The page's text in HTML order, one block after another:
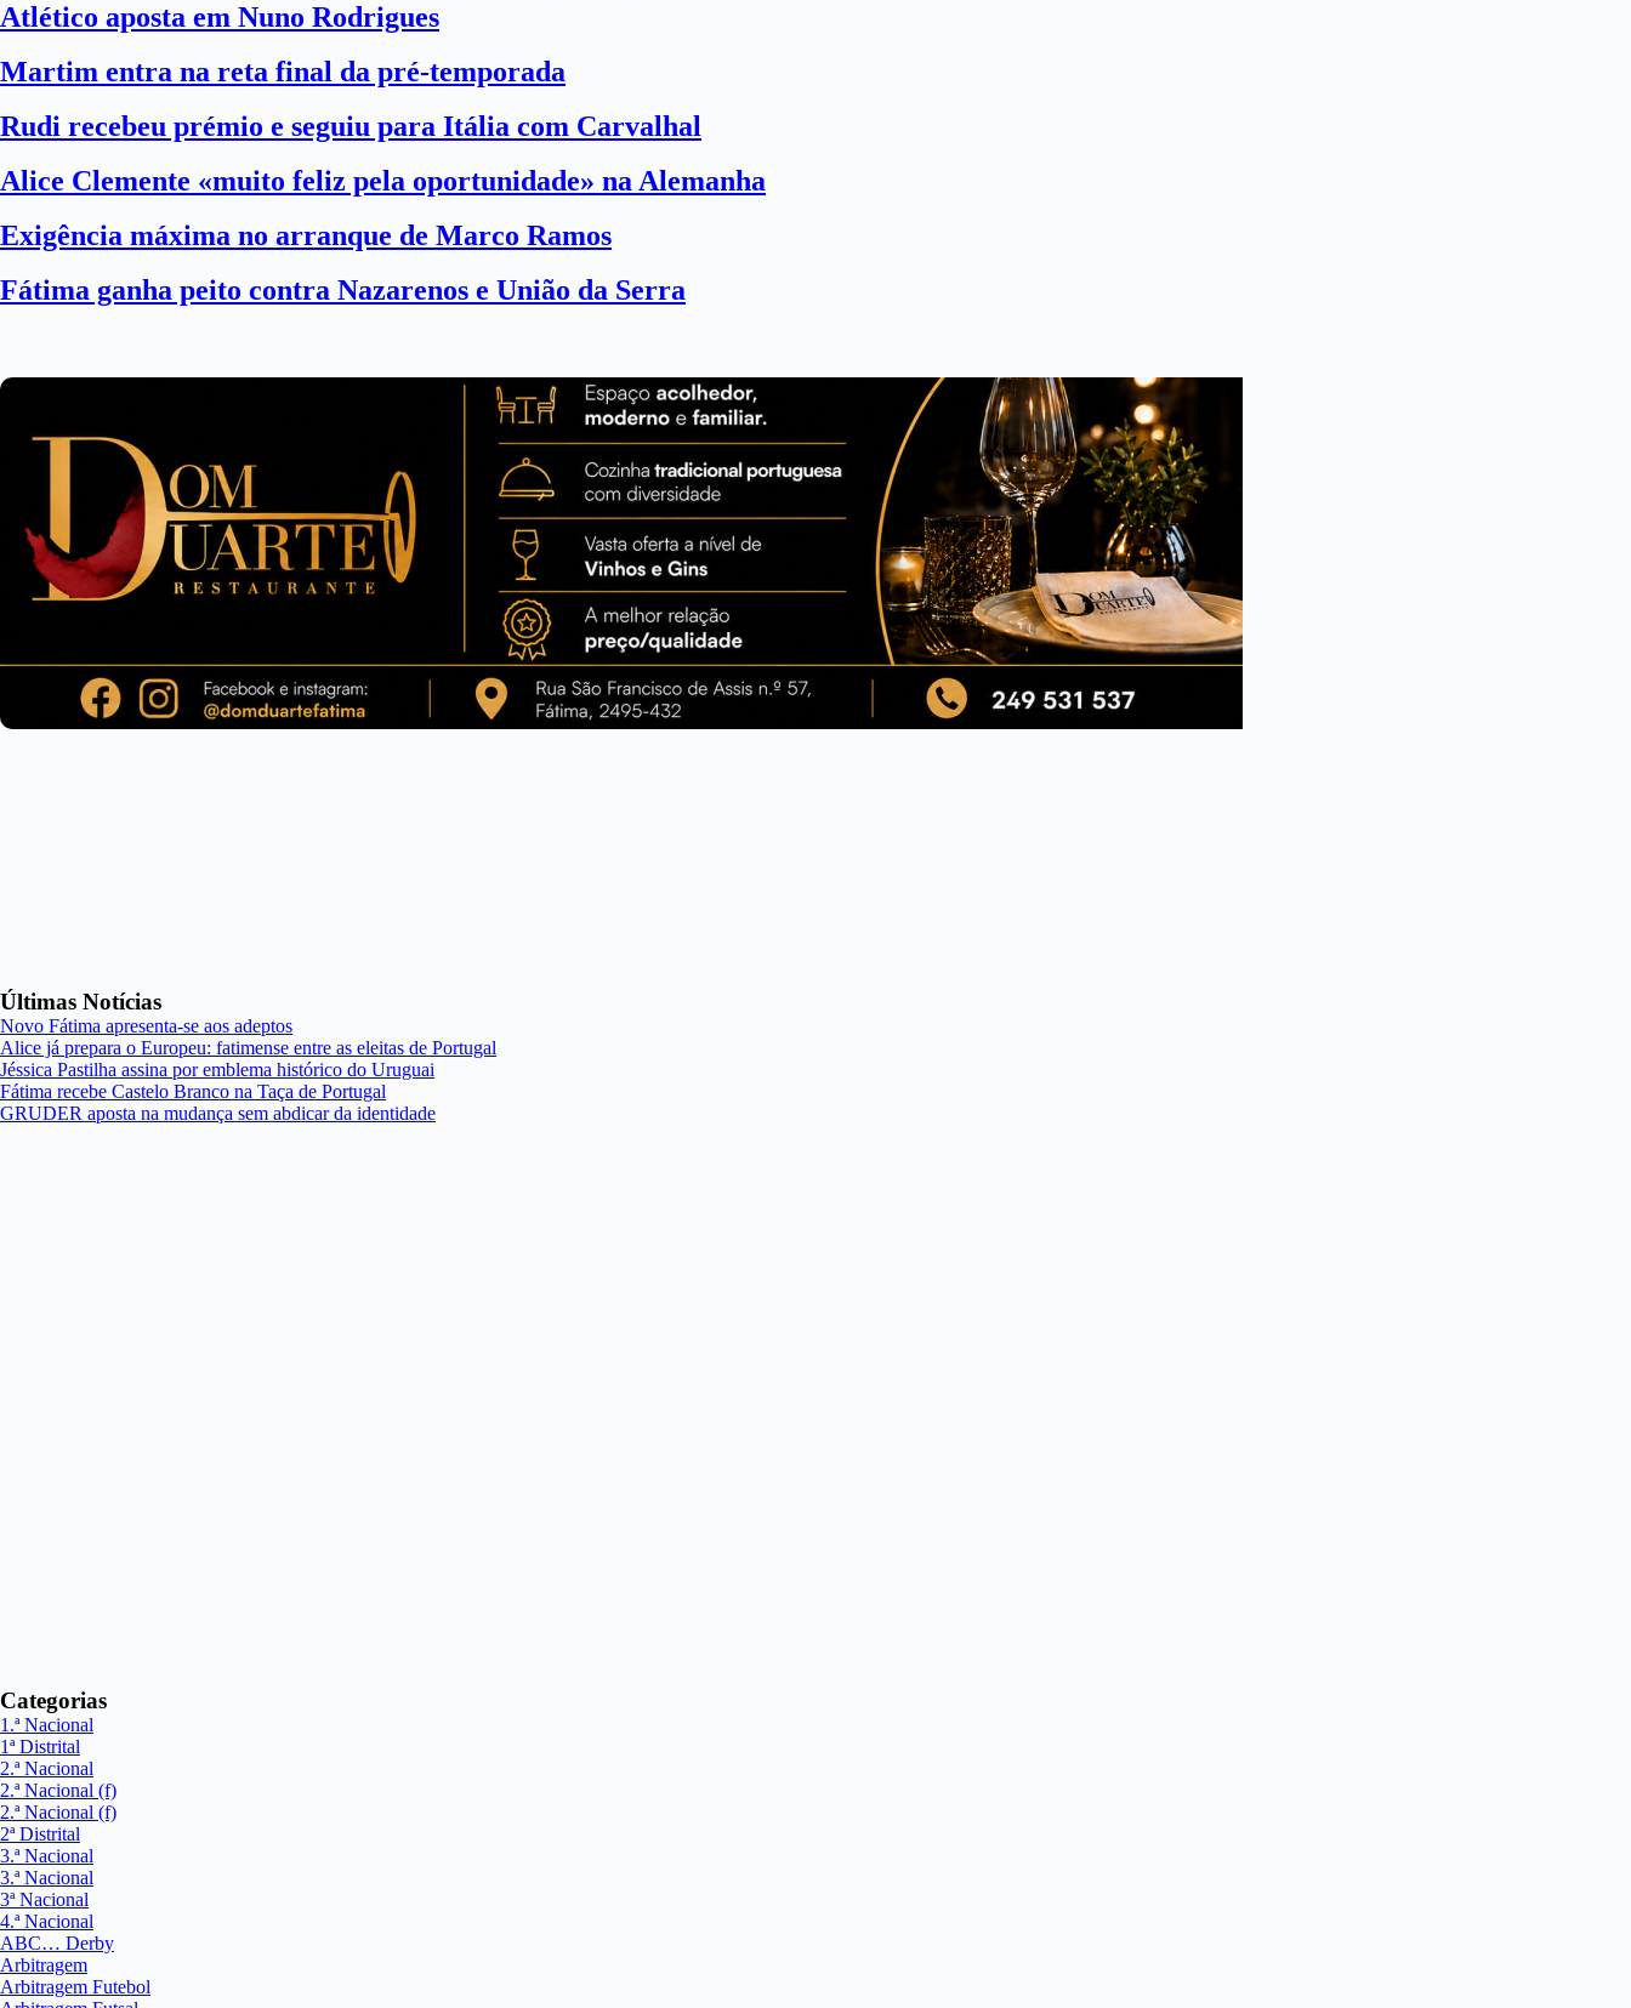
Atlético aposta em Nuno Rodrigues
Martim entra na reta final da pré-temporada
Rudi recebeu prémio e seguiu para Itália com Carvalhal
Alice Clemente «muito feliz pela oportunidade» na Alemanha
Exigência máxima no arranque de Marco Ramos
Fátima ganha peito contra Nazarenos e União da Serra
Últimas Notícias
Novo Fátima apresenta-se aos adeptos
Alice já prepara o Europeu: fatimense entre as eleitas de Portugal
Jéssica Pastilha assina por emblema histórico do Uruguai
Fátima recebe Castelo Branco na Taça de Portugal
GRUDER aposta na mudança sem abdicar da identidade
Categorias
1.ª Nacional
1ª Distrital
2.ª Nacional
2.ª Nacional (f)
2.ª Nacional (f)
2ª Distrital
3.ª Nacional
3.ª Nacional
3ª Nacional
4.ª Nacional
ABC… Derby
Arbitragem
Arbitragem Futebol